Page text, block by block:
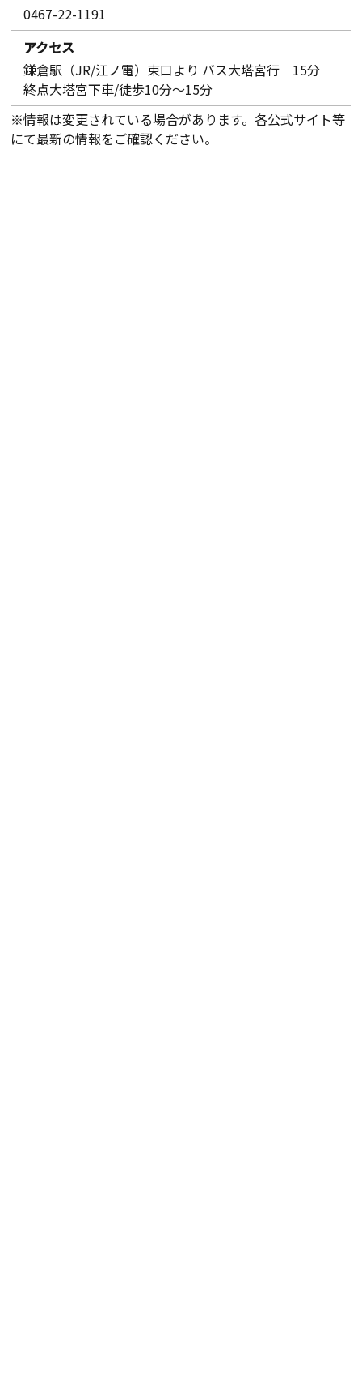
0467-22-1191
アクセス
鎌倉駅（JR/江ノ電）東口より バス大塔宮行─15分─
終点大塔宮下車/徒歩10分〜15分
※情報は変更されている場合があります。各公式サイト等
にて最新の情報をご確認ください。